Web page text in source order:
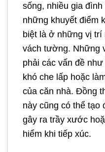
sống, nhiều gia
những khuyết điểm
biệt là ở những vị
vách tường. Những
phải các vấn đề
khó che lấp hoặc
của căn nhà. Đồng
này cũng có thể tạo
gây ra trầy xước
hiểm khi tiếp xúc.